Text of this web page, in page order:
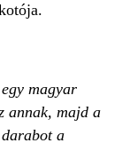
magyar
annak, majd a
a